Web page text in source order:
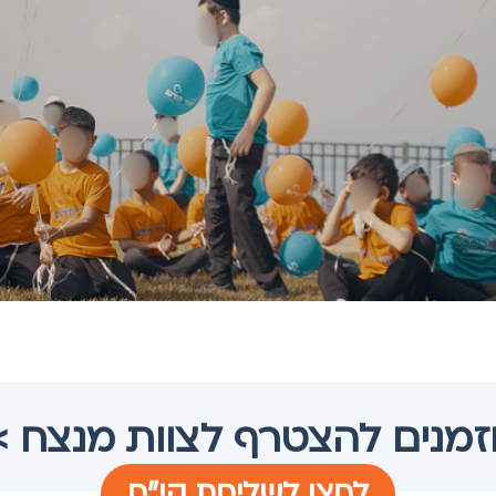
להצטרף לצוות מנצח